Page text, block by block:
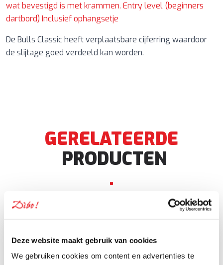
Deze website maakt gebruik van cookies
We gebruiken cookies om content en advertenties te
wat bevestigd is met krammen. Entry level (beginners
dartbord) Inclusief ophangsetje
De Bulls Classic heeft verplaatsbare cijferring waardoor
de slijtage goed verdeeld kan worden.
GERELATEERDE
PRODUCTEN
.
Navigeren door de elementen van de carrousel is
Druk hierop om de carrousel over te slaan
Bull's